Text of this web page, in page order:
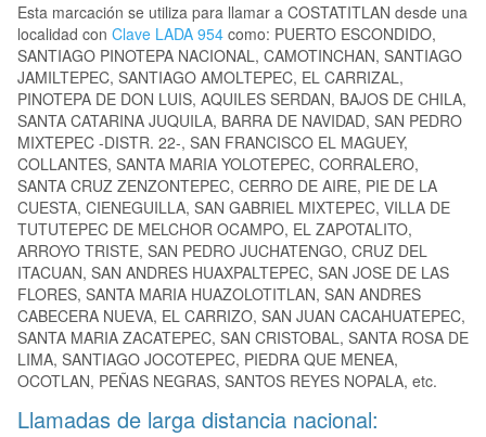
Esta marcación se utiliza para llamar a COSTATITLAN desde una
localidad con Clave LADA 954 como: PUERTO ESCONDIDO,
SANTIAGO PINOTEPA NACIONAL, CAMOTINCHAN, SANTIAGO
JAMILTEPEC, SANTIAGO AMOLTEPEC, EL CARRIZAL,
PINOTEPA DE DON LUIS, AQUILES SERDAN, BAJOS DE CHILA,
SANTA CATARINA JUQUILA, BARRA DE NAVIDAD, SAN PEDRO
MIXTEPEC -DISTR. 22-, SAN FRANCISCO EL MAGUEY,
COLLANTES, SANTA MARIA YOLOTEPEC, CORRALERO,
SANTA CRUZ ZENZONTEPEC, CERRO DE AIRE, PIE DE LA
CUESTA, CIENEGUILLA, SAN GABRIEL MIXTEPEC, VILLA DE
TUTUTEPEC DE MELCHOR OCAMPO, EL ZAPOTALITO,
ARROYO TRISTE, SAN PEDRO JUCHATENGO, CRUZ DEL
ITACUAN, SAN ANDRES HUAXPALTEPEC, SAN JOSE DE LAS
FLORES, SANTA MARIA HUAZOLOTITLAN, SAN ANDRES
CABECERA NUEVA, EL CARRIZO, SAN JUAN CACAHUATEPEC,
SANTA MARIA ZACATEPEC, SAN CRISTOBAL, SANTA ROSA DE
LIMA, SANTIAGO JOCOTEPEC, PIEDRA QUE MENEA,
OCOTLAN, PEÑAS NEGRAS, SANTOS REYES NOPALA, etc.
Llamadas de larga distancia nacional: